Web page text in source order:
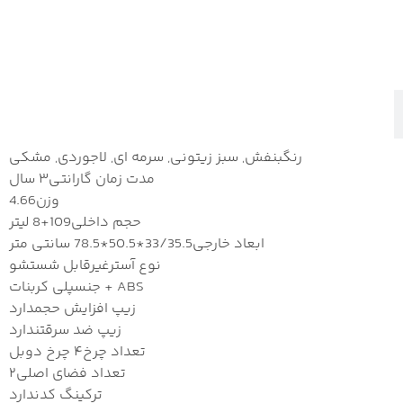
رنگبنفش, سبز زیتونی, سرمه ای, لاجوردی, مشکی
مدت زمان گارانتی۳ سال
وزن4.66
حجم داخلی109+8 لیتر
ابعاد خارجی33/35.5*50.5*78.5 سانتی متر
نوع آسترغیرقابل شستشو
جنس پلی کربنات + ABS
زیپ افزایش حجمدارد
زیپ ضد سرقتندارد
تعداد چرخ۴ چرخ دوبل
تعداد فضای اصلی۲
ترکینگ کدندارد